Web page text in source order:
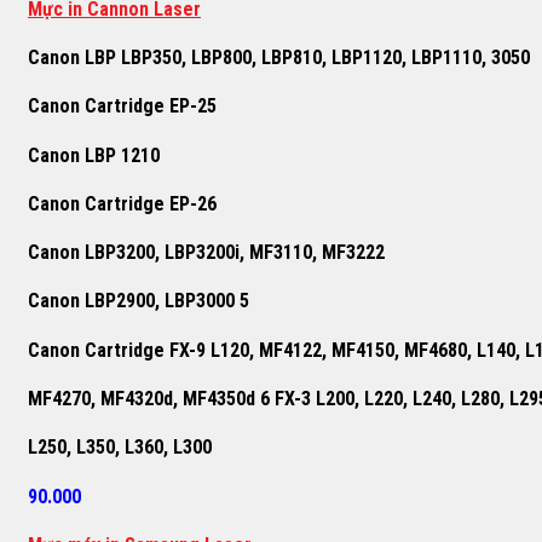
Mực in Cannon Laser
Canon LBP LBP350, LBP800, LBP810, LBP1120, LBP1110, 3050
Canon Cartridge EP-25
Canon LBP 1210
Canon Cartridge EP-26
Canon LBP3200, LBP3200i, MF3110, MF3222
Canon LBP2900, LBP3000 5
Canon Cartridge FX-9 L120, MF4122, MF4150, MF4680, L140,
MF4270, MF4320d, MF4350d 6 FX-3 L200, L220, L240, L280,
L250, L350, L360, L300
90.000